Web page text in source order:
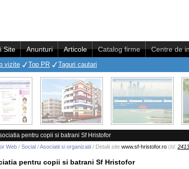
Site Anunturi Articole Catalog firme Centre de
vizite Top PR Taguri cautari
pentru copii si batrani Sf Hristofor
Web / Social /Asociatii si organizatii / Detalii site www.sf-hristofor.ro (Id:
pentru copii si batrani Sf Hristofor